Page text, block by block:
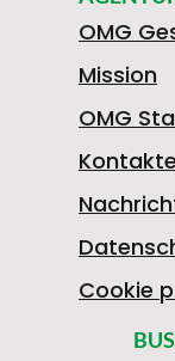
OMG
Mission
OMG
Kontakte
Cookie